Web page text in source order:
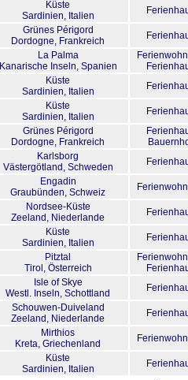
Küste
Sardinien, Italien
Grünes Périgord
Dordogne, Frankreich
La Palma
Kanarische Inseln, Spanien
Küste
Sardinien, Italien
Küste
Sardinien, Italien
Grünes Périgord
Dordogne, Frankreich
Karlsborg
Västergötland , Schweden
Engadin
Graubünden, Schweiz
Nordsee-Küste
Zeeland , Niederlande
Küste
Sardinien, Italien
Pitztal
Tirol , Österreich
Isle of Skye
Westl. Inseln, Schottland
Schouwen-Duiveland
Zeeland , Niederlande
Mirthios
Kreta, Griechenland
Küste
Sardinien, Italien